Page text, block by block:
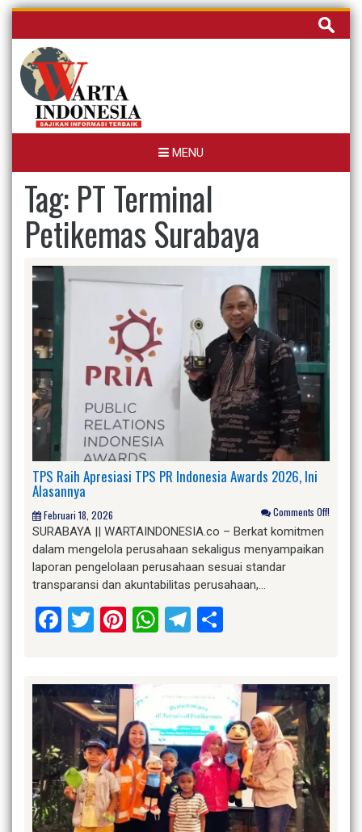
Skip
content
Cari
untuk:
MENU
Tag: PT Terminal
Petikemas Surabaya
TPS Raih Apresiasi TPS PR Indonesia Awards 2026, Ini
Alasannya
Februari 18, 2026 Comments Off!
SURABAYA || WARTAINDONESIA.co – Berkat komitmen
dalam mengelola perusahaan sekaligus menyampaikan
laporan pengelolaan perusahaan sesuai standar
transparansi dan akuntabilitas perusahaan,…
Facebook
Twitter
Pinterest
WhatsApp
Telegram